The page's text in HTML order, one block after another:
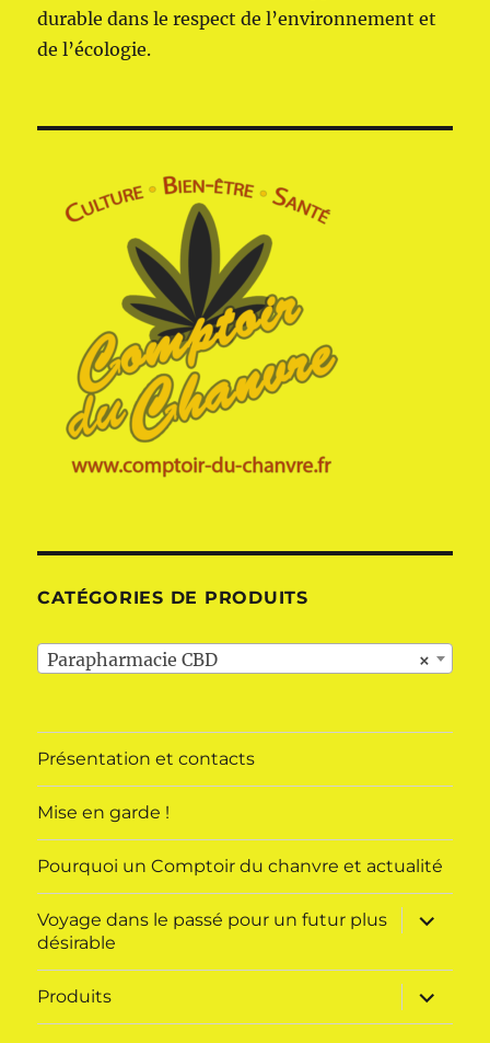
durable dans le respect de l’environnement et
de l’écologie.
CATÉGORIES DE PRODUITS
×
Parapharmacie CBD
Présentation et contacts
Mise en garde !
Pourquoi un Comptoir du chanvre et actualité
Voyage dans le passé pour un futur plus
désirable
ouvrir
le
menu
Produits
ouvrir
le
sous-